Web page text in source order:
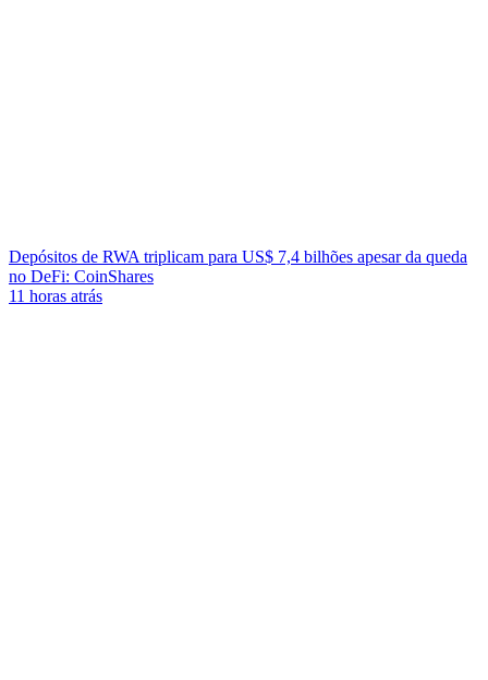
Depósitos de RWA triplicam para US$ 7,4 bilhões apesar da queda
no DeFi: CoinShares
11 horas atrás